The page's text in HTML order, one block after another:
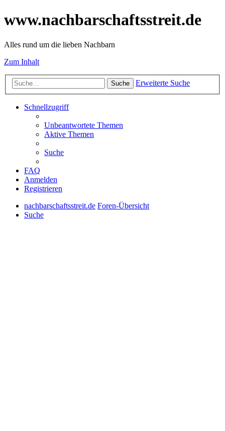
www.nachbarschaftsstreit.de
Alles rund um die lieben Nachbarn
Zum Inhalt
Suche Erweiterte Suche
Schnellzugriff
Unbeantwortete Themen
Aktive Themen
Suche
FAQ
Anmelden
Registrieren
nachbarschaftsstreit.de Foren-Übersicht
Suche